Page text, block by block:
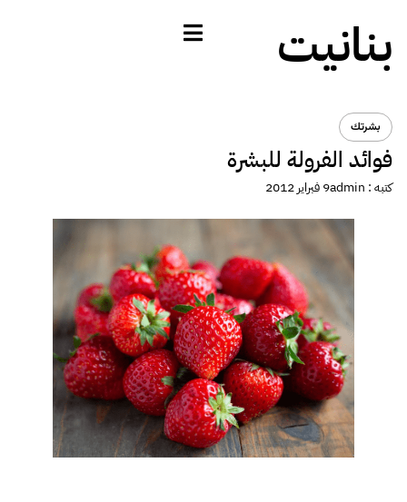
بنانيت
بشرتك
فوائد الفرولة للبشرة
كتبه : admin9 فبراير 2012